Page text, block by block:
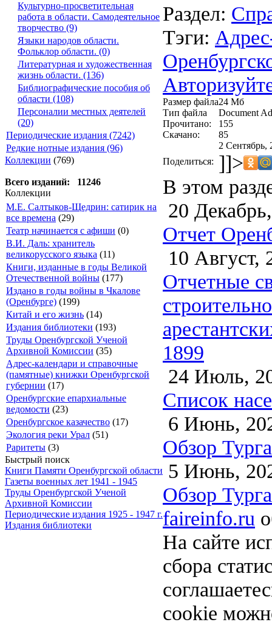
Культурно-просветительная
работа в области. Самодеятельное
творчество (9)
Языки народов области.
Фольклор области. (0)
Литературная и художественная
жизнь области. (136)
Библиографические пособия об
области (108)
Персоналии местных деятелей
(20)
Периодические издания (7242)
Редкие нотные издания (96)
Коллекции (769)
Всего изданий: 11246
Коллекции
М.Е. Салтыков-Щедрин: сатирик на
все времена (29)
Театр начинается с афиши (0)
В.И. Даль: хранитель
великорусского языка (11)
Книги, изданные в годы Великой
Отечественной войны (177)
Издано в годы войны в Чкалове
(Оренбурге) (199)
Китай и его жизнь (14)
Издания библиотеки (193)
Труды Оренбургской Ученой
Архивной Комиссии (35)
Адрес-календари и справочные
(памятные) книжки Оренбургской
губернии (17)
Оренбургские епархиальные
ведомости (23)
Оренбургское казачество (17)
Экология реки Урал (51)
Раритеты (3)
Быстрый поиск
Книги Памяти Оренбургской области
Газеты военных лет 1941 - 1945
Труды Оренбургской Ученой
Архивной Комиссии
Периодические издания 1925 - 1947 г.
Издания библиотеки
Раздел:
Тэги:
Размер файла24 Мб
Тип файла
Document
Прочитано:
155
Скачано:
85
2 Сентябрь,
Поделиться: ]]>
В этом
20
Отчет
10 Август,
Отчетные
1899
24 Июль,
Список
6 Июнь,
Обзор
5 Июнь,
Обзор
faireinfo.ru
На сайте
сбора
cookie